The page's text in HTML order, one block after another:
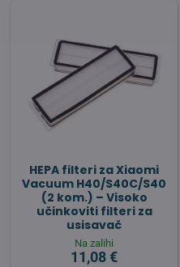
HEPA filteri za Xiaomi
Vacuum H40/S40C/S40
(2 kom.) – Visoko
učinkoviti filteri za
usisavač
Na zalihi
11,08 €